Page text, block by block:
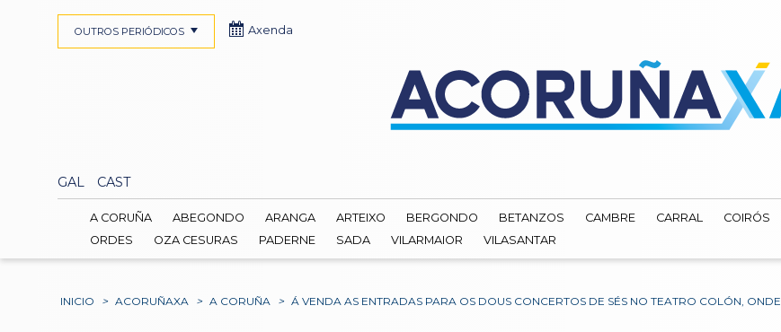
GAL CAST
OUTROS PERIÓDICOS Axenda
A CORUÑA ABEGONDO ARANGA ARTEIXO BERGONDO BETANZOS CAMBRE CARRAL COIRÓS
ORDES
OZA CESURAS PADERNE SADA VILARMAIOR VILASANTAR
INICIO > ACORUÑAXA > A CORUÑA > Á VENDA AS ENTRADAS PARA OS DOUS CONCERTOS DE SÉS NO TEATRO COLÓN,